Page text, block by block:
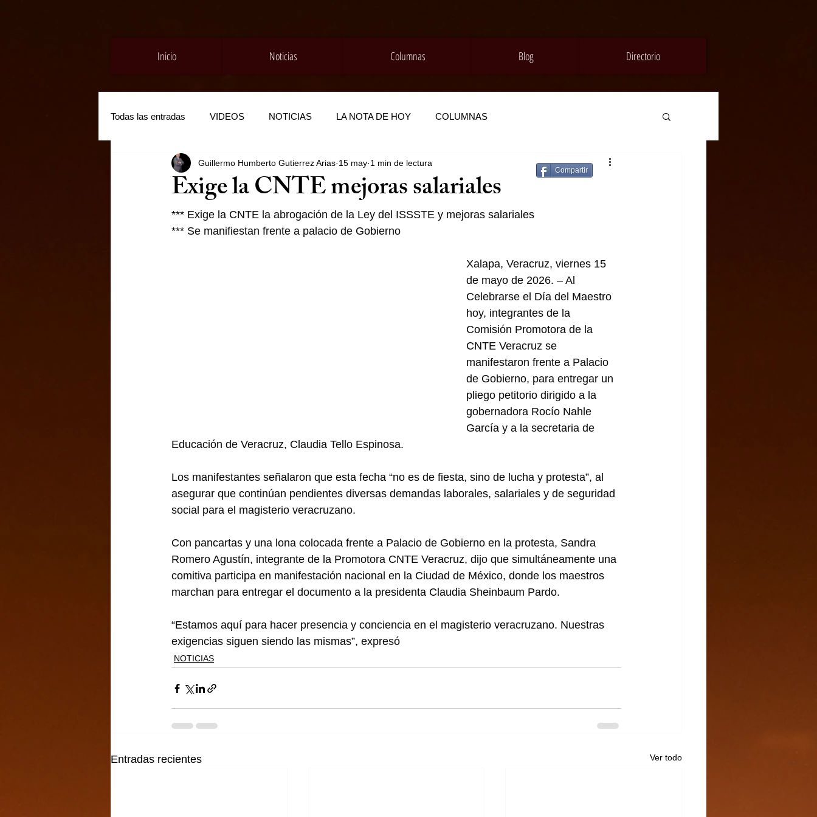
Inicio Noticias Columnas Blog Directorio
Todas las entradas VIDEOS NOTICIAS LA NOTA DE HOY COLUMNAS
Exige la CNTE mejoras salariales
Guillermo Humberto Gutierrez Arias 15 may 1 min de lectura
*** Exige la CNTE la abrogación de la Ley del ISSSTE y mejoras salariales
*** Se manifiestan frente a palacio de Gobierno
Xalapa, Veracruz, viernes 15
de mayo de 2026. – Al
Celebrarse el Día del Maestro
hoy, integrantes de la
Comisión Promotora de la
CNTE Veracruz se
manifestaron frente a Palacio
de Gobierno, para entregar un
pliego petitorio dirigido a la
gobernadora Rocío Nahle
García y a la secretaria de
Educación de Veracruz, Claudia Tello Espinosa.
Los manifestantes señalaron que esta fecha “no es de fiesta, sino de lucha y protesta”, al
asegurar que continúan pendientes diversas demandas laborales, salariales y de seguridad
social para el magisterio veracruzano.
Con pancartas y una lona colocada frente a Palacio de Gobierno en la protesta, Sandra
Romero Agustín, integrante de la Promotora CNTE Veracruz, dijo que simultáneamente una
comitiva participa en manifestación nacional en la Ciudad de México, donde los maestros
marchan para entregar el documento a la presidenta Claudia Sheinbaum Pardo.
“Estamos aquí para hacer presencia y conciencia en el magisterio veracruzano. Nuestras
exigencias siguen siendo las mismas”, expresó
NOTICIAS
Entradas recientes Ver todo
Compartir